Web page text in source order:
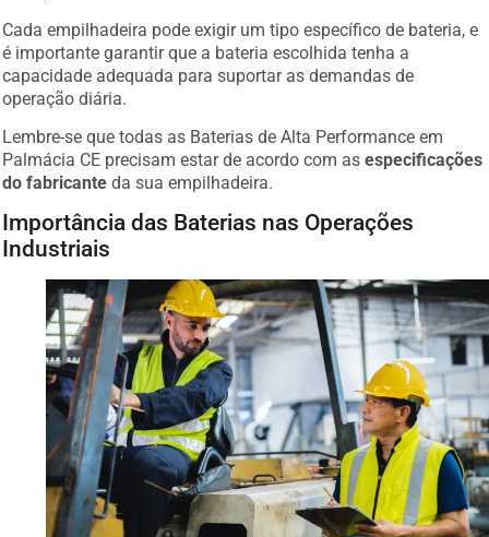
Cada empilhadeira pode exigir um tipo específico de bateria, e
é importante garantir que a bateria escolhida tenha a
capacidade adequada para suportar as demandas de
operação diária.
Lembre-se que todas as Baterias de Alta Performance em
Palmácia CE precisam estar de acordo com as especificações
do fabricante da sua empilhadeira.
Importância das Baterias nas Operações
Industriais